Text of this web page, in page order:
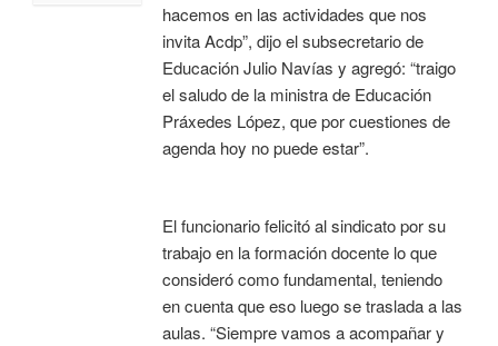
hacemos en las actividades que nos
invita Acdp”, dijo el subsecretario de
Educación Julio Navías y agregó: “traigo
el saludo de la ministra de Educación
Práxedes López, que por cuestiones de
agenda hoy no puede estar”.
El funcionario felicitó al sindicato por su
trabajo en la formación docente lo que
consideró como fundamental, teniendo
en cuenta que eso luego se traslada a las
aulas. “Siempre vamos a acompañar y